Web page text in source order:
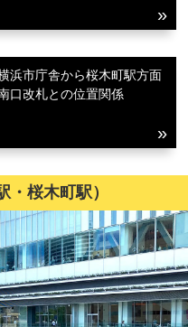
浜市庁舎から桜木町駅方面
口改札との位置関係
・桜木町駅）